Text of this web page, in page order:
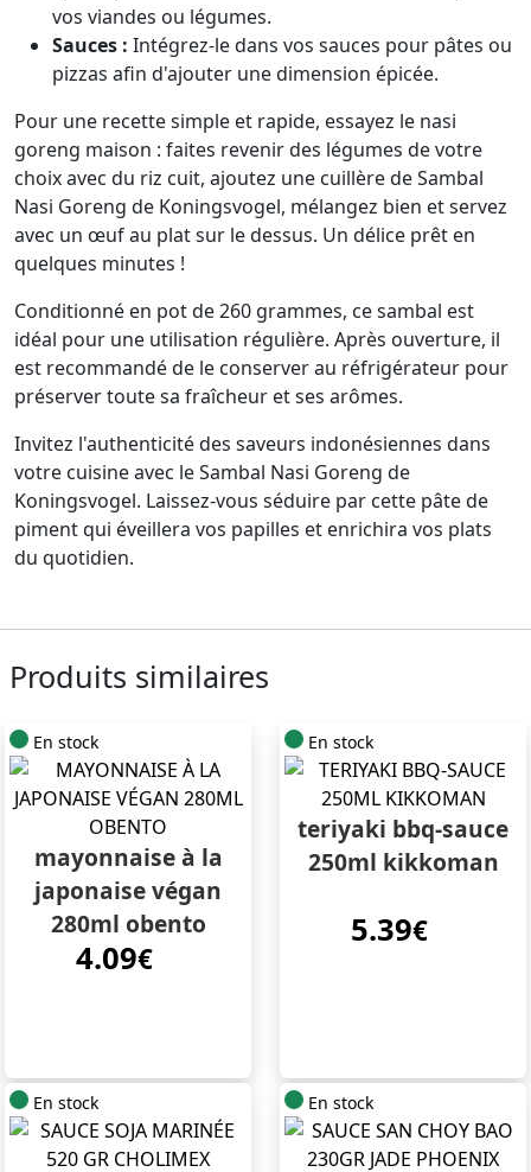
vos viandes ou légumes.
Sauces : Intégrez-le dans vos sauces pour pâtes ou
pizzas afin d'ajouter une dimension épicée.
Pour une recette simple et rapide, essayez le nasi
goreng maison : faites revenir des légumes de votre
choix avec du riz cuit, ajoutez une cuillère de Sambal
Nasi Goreng de Koningsvogel, mélangez bien et servez
avec un œuf au plat sur le dessus. Un délice prêt en
quelques minutes !
Conditionné en pot de 260 grammes, ce sambal est
idéal pour une utilisation régulière. Après ouverture, il
est recommandé de le conserver au réfrigérateur pour
préserver toute sa fraîcheur et ses arômes.
Invitez l'authenticité des saveurs indonésiennes dans
votre cuisine avec le Sambal Nasi Goreng de
Koningsvogel. Laissez-vous séduire par cette pâte de
piment qui éveillera vos papilles et enrichira vos plats
du quotidien.
Produits similaires
En stock
mayonnaise à la
japonaise végan
280ml obento
4.09€
En stock
teriyaki bbq-sauce
250ml kikkoman
5.39€
En stock En stock